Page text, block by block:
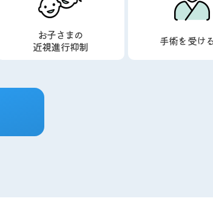
お子さまの
近視進行抑制
手術を受け